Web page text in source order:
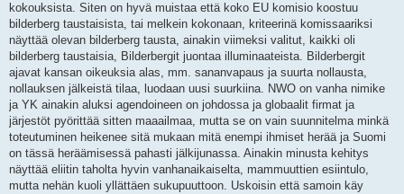
kokouksista. Siten on hyvä muistaa että koko EU komisio koostuu
bilderberg taustaisista, tai melkein kokonaan, kriteerinä komissaariksi
näyttää olevan bilderberg tausta, ainakin viimeksi valitut, kaikki oli
bilderberg taustaisia, Bilderbergit juontaa illuminaateista. Bilderbergit
ajavat kansan oikeuksia alas, mm. sananvapaus ja suurta nollausta,
nollauksen jälkeistä tilaa, luodaan uusi suurkiina. NWO on vanha nimike
ja YK ainakin aluksi agendoineen on johdossa ja globaalit firmat ja
järjestöt pyörittää sitten maaailmaa, mutta se on vain suunnitelma minkä
toteutuminen heikenee sitä mukaan mitä enempi ihmiset herää ja Suomi
on tässä heräämisessä pahasti jälkijunassa. Ainakin minusta kehitys
näyttää eliitin taholta hyvin vanhanaikaiselta, mammuuttien esiintulo,
mutta nehän kuoli yllättäen sukupuuttoon. Uskoisin että samoin käy